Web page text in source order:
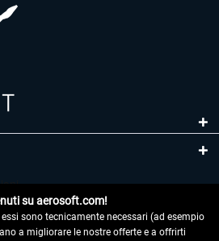
su aerosoft.com!
sono tecnicamente necessari (ad esempio
a migliorare le nostre offerte e a offrirti